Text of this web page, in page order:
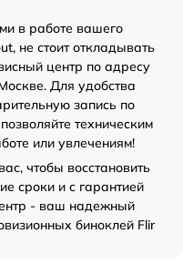
в работе вашего
не стоит откладывать
центр по адресу
Для удобства
запись по
техническим
или увлечениям!
чтобы восстановить
сроки и с гарантией
- ваш надежный
биноклей Flir